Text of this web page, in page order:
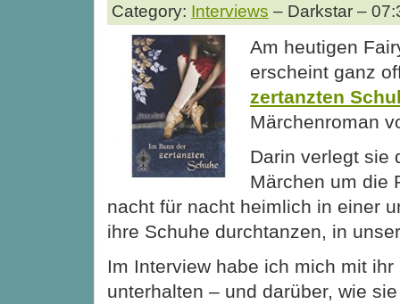
Category: Interviews – Darkstar –
Am heutigen
erscheint ganz
zertanzten
Märchenroman
Darin verlegt sie
Märchen um die
nacht für nacht heimlich in einer
ihre Schuhe durchtanzen, in
Im Interview habe ich mich mit
unterhalten – und darüber, wie